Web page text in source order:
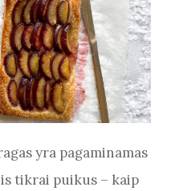
yra pagaminamas
tikrai puikus – kaip